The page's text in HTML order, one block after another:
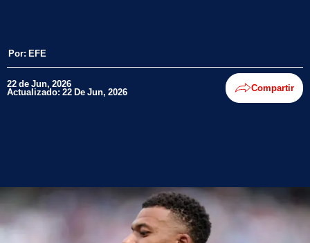
Por: EFE
22 de Jun, 2026
Actualizado: 22 De Jun, 2026 Compartir